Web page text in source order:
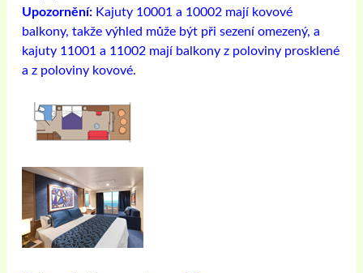
Upozornění: Kajuty 10001 a 10002 mají kovové
balkony, takže výhled může být při sezení omezený, a
kajuty 11001 a 11002 mají balkony z poloviny prosklené
a z poloviny kovové.